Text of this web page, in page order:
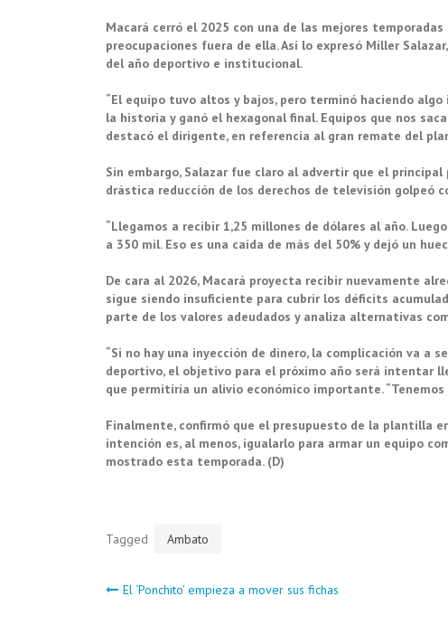
Macará cerró el 2025 con una de las mejores
preocupaciones fuera de ella. Así lo expresó Miller
del año deportivo e institucional.
“El equipo tuvo altos y bajos, pero terminó haciendo
la historia y ganó el hexagonal final. Equipos que nos
destacó el dirigente, en referencia al gran remate del
Sin embargo, Salazar fue claro al advertir que el
drástica reducción de los derechos de televisión golpeó
“Llegamos a recibir 1,25 millones de dólares al año.
a 350 mil. Eso es una caída de más del 50% y dejó un
De cara al 2026, Macará proyecta recibir nuevamente
sigue siendo insuficiente para cubrir los déficits
parte de los valores adeudados y analiza alternativas
“Si no hay una inyección de dinero, la complicación va a
deportivo, el objetivo para el próximo año será intentar
que permitiría un alivio económico importante. “Tenemos
Finalmente, confirmó que el presupuesto de la plantilla
intención es, al menos, igualarlo para armar un equipo
mostrado esta temporada. (D)
Tagged Ambato
Navegación
El ‘Ponchito’ empieza a mover sus fichas